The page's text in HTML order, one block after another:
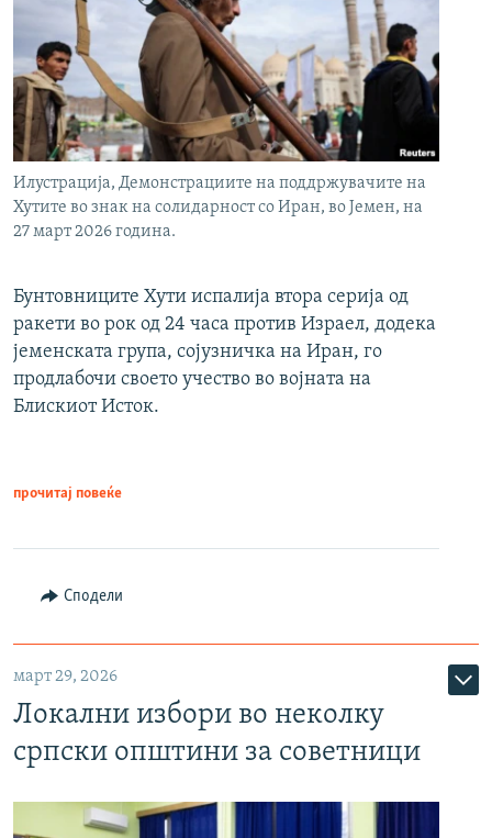
Илустрација, Демонстрациите на поддржувачите на
Хутите во знак на солидарност со Иран, во Јемен, на
27 март 2026 година.
Бунтовниците Хути испалија втора серија од
ракети во рок од 24 часа против Израел, додека
јеменската група, сојузничка на Иран, го
продлабочи своето учество во војната на
Блискиот Исток.
прочитај повеќе
Сподели
март 29, 2026
Локални избори во неколку
српски општини за советници